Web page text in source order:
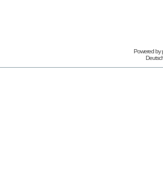
Powered by